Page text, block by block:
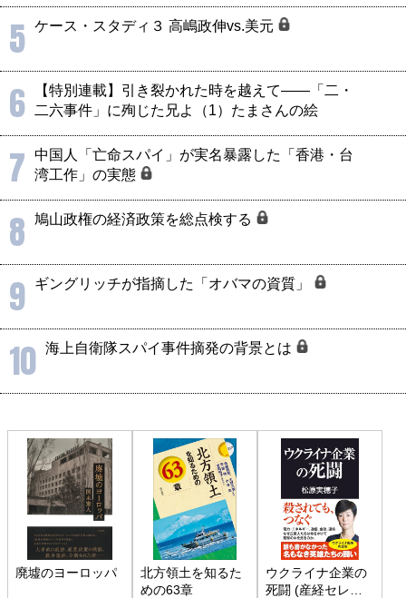
5 ケース・スタディ３ 高嶋政伸vs.美元
6
【特別連載】引き裂かれた時を越えて――「二・
二六事件」に殉じた兄よ（1）たまさんの絵
7
中国人「亡命スパイ」が実名暴露した「香港・台
湾工作」の実態
8 鳩山政権の経済政策を総点検する
9 ギングリッチが指摘した「オバマの資質」
10 海上自衛隊スパイ事件摘発の背景とは
廃墟のヨーロッパ
北方領土を知るた
めの63章
ウクライナ企業の
死闘 (産経セレク